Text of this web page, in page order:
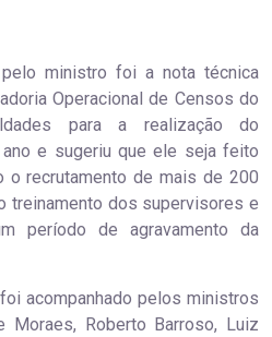
ministro foi a nota técnica
Operacional de Censos do
para a realização do
ano e sugeriu que ele seja feito
o recrutamento de mais de 200
treinamento dos supervisores e
período de agravamento da
acompanhado pelos ministros
Moraes, Roberto Barroso, Luiz